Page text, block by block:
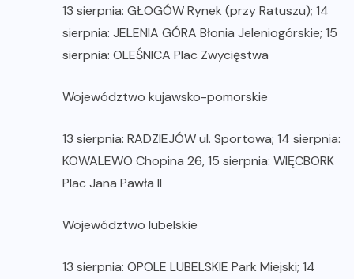
13 sierpnia: GŁOGÓW Rynek (przy Ratuszu); 14
sierpnia: JELENIA GÓRA Błonia Jeleniogórskie; 15
sierpnia: OLEŚNICA Plac Zwycięstwa
Województwo kujawsko-pomorskie
13 sierpnia: RADZIEJÓW ul. Sportowa; 14 sierpnia:
KOWALEWO Chopina 26, 15 sierpnia: WIĘCBORK
Plac Jana Pawła II
Województwo lubelskie
13 sierpnia: OPOLE LUBELSKIE Park Miejski; 14